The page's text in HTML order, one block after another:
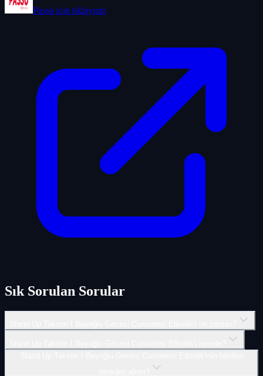
Passo için tıklayınız
Sık Sorulan Sorular